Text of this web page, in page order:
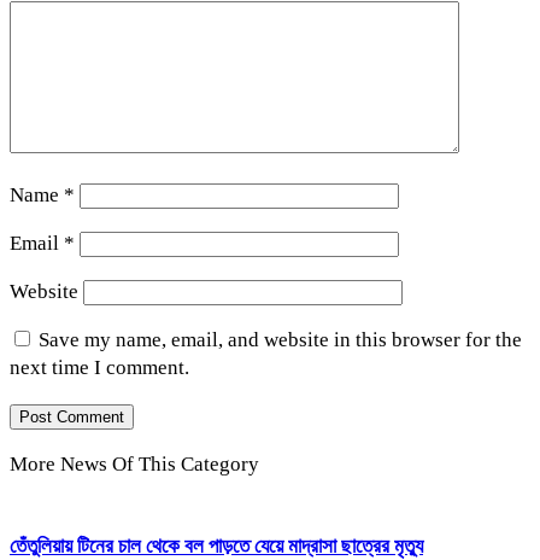
Name *
Email *
Website
Save my name, email, and website in this browser for the
next time I comment.
More News Of This Category
তেঁতুলিয়ায় টিনের চাল থেকে বল পাড়তে যেয়ে মাদ্রাসা ছাত্রের মৃত্যু